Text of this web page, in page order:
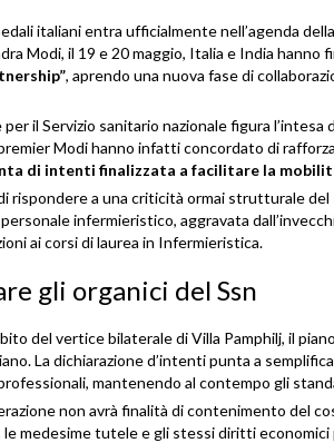
italiani entra ufficialmente nell’agenda
Modi, il 19 e 20 maggio, Italia e India
, aprendo una nuova fase di
il Servizio sanitario nazionale figura
Modi hanno infatti concordato di
di intenti finalizzata a facilitare la
rispondere a una criticità ormai strutturale
infermieristico, aggravata
ai corsi di laurea in Infermieristica.
gli organici del Ssn
del vertice bilaterale di Villa Pamphilj, il
La dichiarazione d’intenti punta a
mantenendo al contempo gli
non avrà finalità di contenimento del
medesime tutele e gli stessi diritti